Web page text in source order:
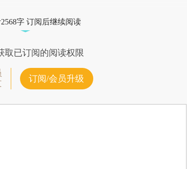
字 订阅后继续阅读
取已订阅的阅读权限
订阅/会员升级